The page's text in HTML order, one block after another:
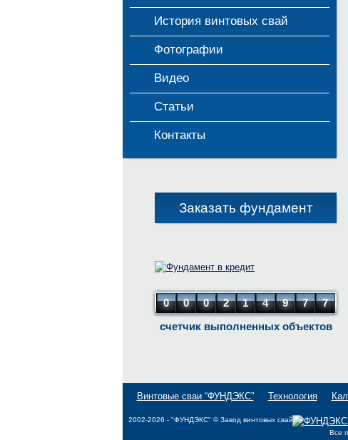
История винтовых свай
Фотографии
Видео
Статьи
Контакты
Заказать фундамент
0 0 0 2 1 4 9 7
7
счетчик выполненных объектов
Винтовые сваи “ФУНДЭКС” Технология
2002-2026 - "ФУНДЭКС" © Завод винтовых свай.
Все